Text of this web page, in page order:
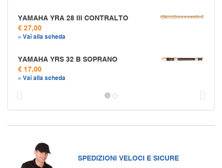
YAMAHA YRA 28 III CONTRALTO
€ 27,00
» Vai alla scheda
YAMAHA YRS 32 B SOPRANO
€ 17,00
» Vai alla scheda
SPEDIZIONI VELOCI E SICURE